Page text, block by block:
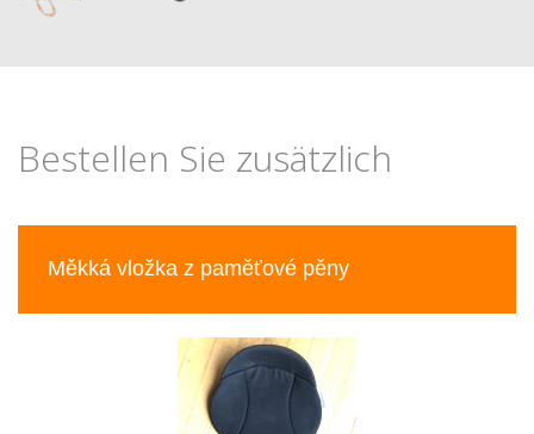
Bestellen Sie zusätzlich
Měkká vložka z paměťové pěny